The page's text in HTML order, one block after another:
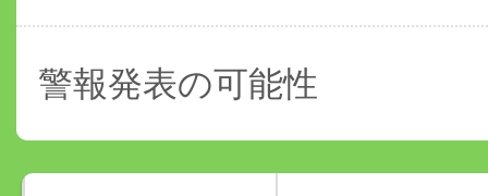
警報発表の可能性